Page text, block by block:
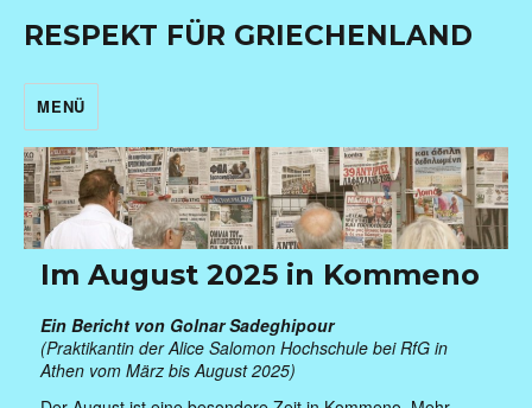
RESPEKT FÜR GRIECHENLAND
MENÜ
Im August 2025 in Kommeno
Ein Bericht von Golnar Sadeghipour
(Praktikantin der Alice Salomon Hochschule bei RfG in
Athen vom März bis August 2025)